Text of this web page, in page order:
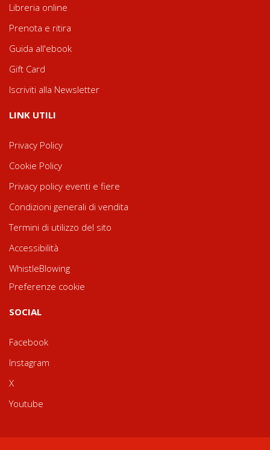
Libreria online
Prenota e ritira
Guida all'ebook
Gift Card
Iscriviti alla Newsletter
LINK UTILI
Privacy Policy
Cookie Policy
Privacy policy eventi e fiere
Condizioni generali di vendita
Termini di utilizzo del sito
Accessibilità
WhistleBlowing
Preferenze cookie
SOCIAL
Facebook
Instagram
X
Youtube